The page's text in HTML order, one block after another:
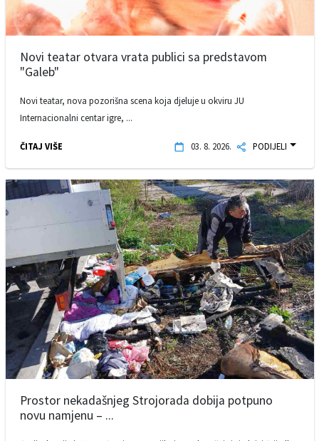
Novi teatar otvara vrata publici sa predstavom
"Galeb"
Novi teatar, nova pozorišna scena koja djeluje u okviru JU
Internacionalni centar igre, ...
ČITAJ VIŠE 03. 8. 2026. PODIJELI
Prostor nekadašnjeg Strojorada dobija potpuno
novu namjenu – ...